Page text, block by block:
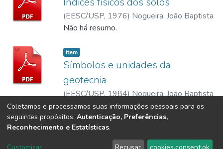
(EESC/USP, 1976) Nogueira, João Baptista
Não há resumo.
Item
Símbolos e unidades da
geotecnia
(EESC/USP,1984)Nogueira, João Baptista
Não há resumo.
DSpace software copyright © 2002-2026LYRASIS
Coletamos e processamos suas informações pessoais para os
seguintes propósitos: Autenticação, Preferências,
Reconhecimento e Estatísticas.